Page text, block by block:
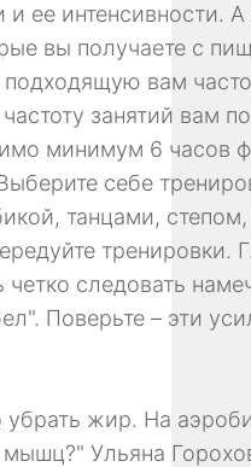
ее интенсивности.
вы получаете с
вам
занятий
минимум 6 часов
себе
танцами,
следовать
Поверьте – эти
жир. На
Ульяна